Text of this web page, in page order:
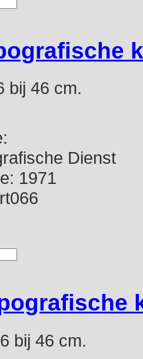
bij 46 cm.
Dienst
1971
bij 46 cm.